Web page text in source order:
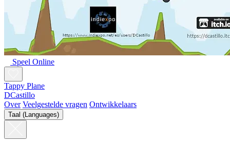
Speel Online
Tappy Plane
DCastillo
Over Veelgestelde vragen Ontwikkelaars
Taal (Languages)